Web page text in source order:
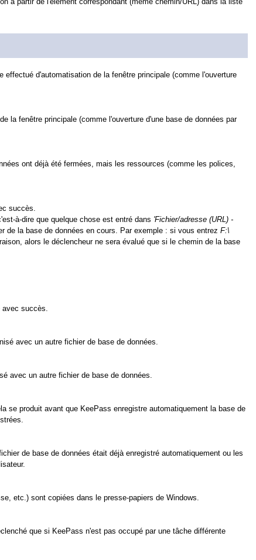
d'automatisation de la fenêtre principale (comme l'ouverture
la fenêtre principale (comme l'ouverture d'une base de données par
ont déjà été fermées, mais les ressources (comme les polices,
succès.
à-dire que quelque chose est entré dans 'Fichier/adresse (URL) -
de la base de données en cours. Par exemple : si vous entrez F:\
alors le déclencheur ne sera évalué que si le chemin de la base
avec succès.
avec un autre fichier de base de données.
avec un autre fichier de base de données.
se produit avant que KeePass enregistre automatiquement la base de
de base de données était déjà enregistré automatiquement ou les
etc.) sont copiées dans le presse-papiers de Windows.
que si KeePass n'est pas occupé par une tâche différente